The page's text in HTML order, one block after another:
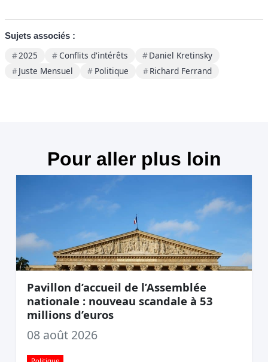
Sujets associés :
2025 Conflits d'intérêts
Daniel Kretinsky
Juste Mensuel
Politique Richard Ferrand
Pour aller plus loin
Pavillon d’accueil de l’Assemblée
nationale : nouveau scandale à 53
millions d’euros
08 août 2026